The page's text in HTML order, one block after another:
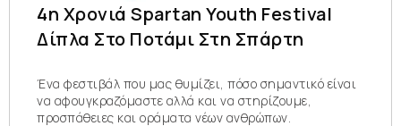
4η Χρονιά Spartan Youth Festival
Δίπλα Στο Ποτάμι Στη Σπάρτη
Ένα φεστιβάλ που μας θυμίζει, πόσο σημαντικό είναι
να αφουγκραζόμαστε αλλά και να στηρίζουμε,
προσπάθειες και οράματα νέων ανθρώπων.